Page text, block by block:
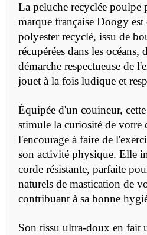
La peluche recyclée poulpe
marque française Doogy
polyester recyclé, issu de
récupérées dans les océans,
démarche respectueuse de
jouet à la fois ludique et
Équipée d'un couineur,
stimule la curiosité de votre
l'encourage à faire de
son activité physique. Elle
corde résistante, parfaite
naturels de mastication de
contribuant à sa bonne
Son tissu ultra-doux en fait